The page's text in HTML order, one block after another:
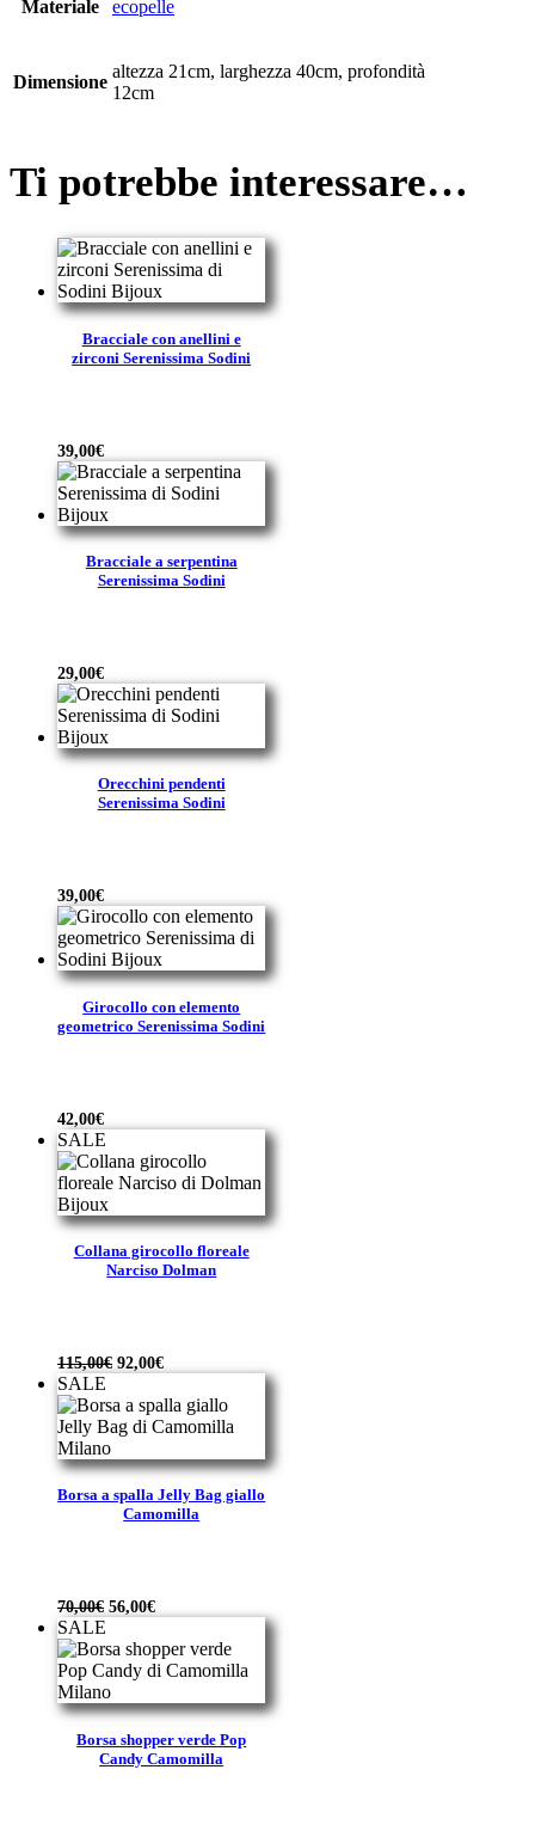
Materiale ecopelle
Dimensione
altezza 21cm, larghezza 40cm, profondità
12cm
Ti potrebbe interessare…
Bracciale con anellini e
zirconi Serenissima Sodini
39,00€
Bracciale a serpentina
Serenissima Sodini
29,00€
Orecchini pendenti
Serenissima Sodini
39,00€
Girocollo con elemento
geometrico Serenissima Sodini
42,00€
SALE
Collana girocollo floreale
Narciso Dolman
115,00€ Il
prezzo
originale
era:
115,00€.
92,00€Il
prezzo
attuale
è:
92,00€.
SALE
Borsa a spalla Jelly Bag giallo
Camomilla
70,00€ Il
prezzo
originale
era:
70,00€.
56,00€Il
prezzo
attuale
è:
56,00€.
SALE
Borsa shopper verde Pop
Candy Camomilla